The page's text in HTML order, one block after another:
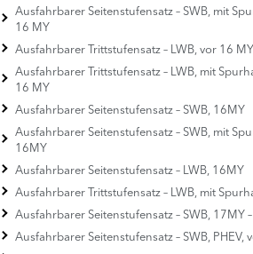
Ausfahrbarer Seitenstufensatz – SWB, mit
16 MY
Ausfahrbarer Trittstufensatz – LWB, vor 16 MY
Ausfahrbarer Trittstufensatz – LWB, mit
16 MY
Ausfahrbarer Seitenstufensatz – SWB, 16MY
Ausfahrbarer Seitenstufensatz – SWB, mit
16MY
Ausfahrbarer Seitenstufensatz – LWB, 16MY
Ausfahrbarer Trittstufensatz – LWB, mit
Ausfahrbarer Seitenstufensatz – SWB, 17MY
Ausfahrbarer Seitenstufensatz – SWB, PHEV,